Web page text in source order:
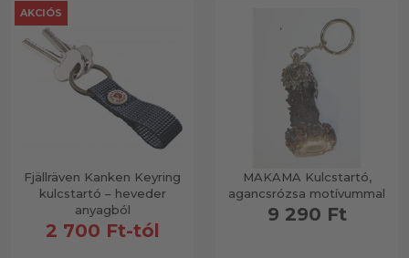
Fjällräven Kanken Keyring
kulcstartó – heveder
anyagból
AKCIÓS
2 700 Ft-tól
MAKAMA Kulcstartó,
agancsrózsa motívummal
9 290 Ft